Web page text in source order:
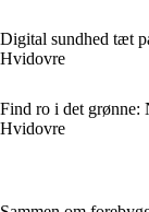
Digital sundhed tæt
Hvidovre
Find ro i det grønne:
Hvidovre